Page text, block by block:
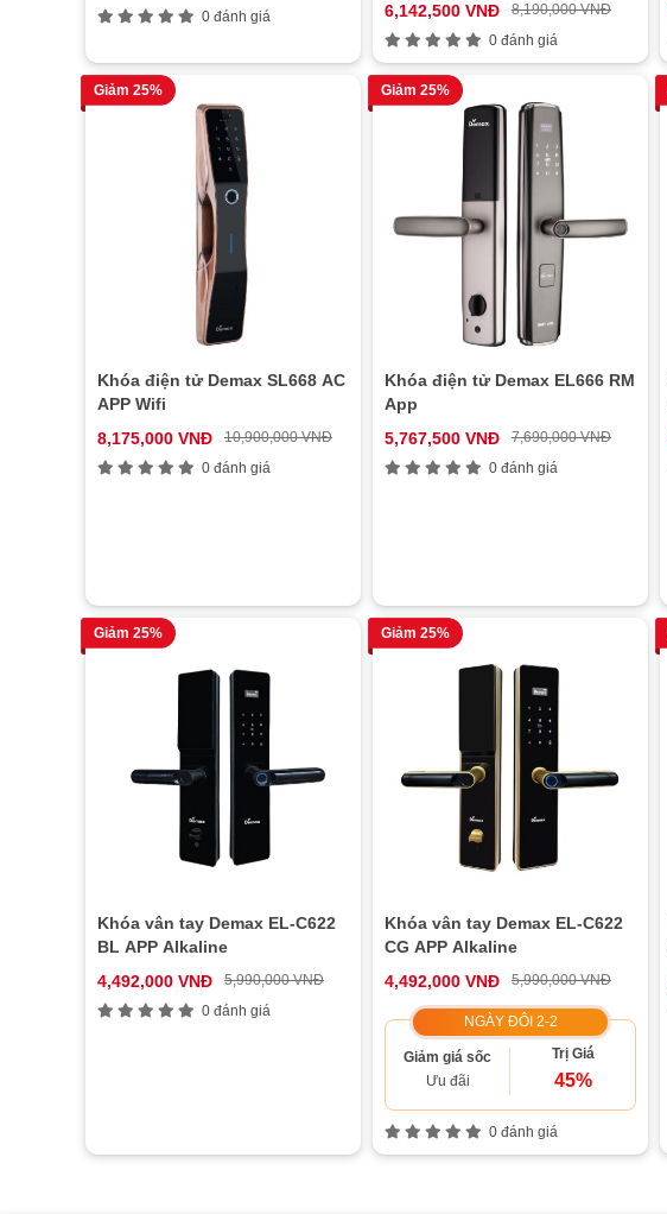
0 đánh giá
6,142,500 VNĐ
8,190,000 VNĐ
0 đánh giá
Giảm 25%
Khóa điện tử Demax SL668 AC
APP Wifi
8,175,000 VNĐ
10,900,000 VNĐ
0 đánh giá
Giảm 25%
Khóa điện tử Demax EL666 RM
App
5,767,500 VNĐ
7,690,000 VNĐ
0 đánh giá
Giảm 25%
Khóa vân tay Demax EL-C622
BL APP Alkaline
4,492,000 VNĐ
5,990,000 VNĐ
0 đánh giá
Giảm 25%
Khóa vân tay Demax EL-C622
CG APP Alkaline
4,492,000 VNĐ
5,990,000 VNĐ
NGÀY ĐÔI 2-2
Giảm giá sốc
Ưu đãi
Trị Giá
45%
0 đánh giá